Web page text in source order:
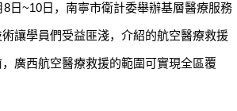
~10日，南寧市衛計委舉辦基層醫療服務
讓學員們受益匪淺，介紹的航空醫療救援
廣西航空醫療救援的範圍可實現全區覆